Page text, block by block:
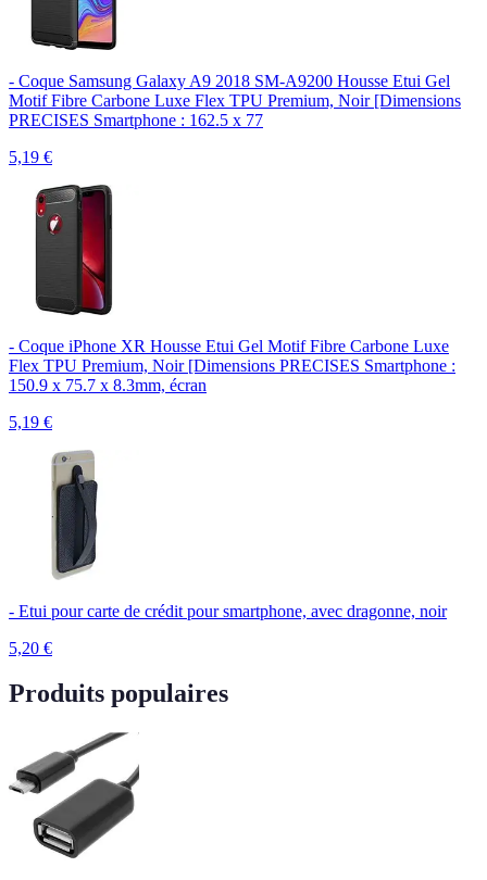
- Coque Samsung Galaxy A9 2018 SM-A9200 Housse Etui Gel
Motif Fibre Carbone Luxe Flex TPU Premium, Noir [Dimensions
PRECISES Smartphone : 162.5 x 77
5,19 €
- Coque iPhone XR Housse Etui Gel Motif Fibre Carbone Luxe
Flex TPU Premium, Noir [Dimensions PRECISES Smartphone :
150.9 x 75.7 x 8.3mm, écran
5,19 €
- Etui pour carte de crédit pour smartphone, avec dragonne, noir
5,20 €
Produits populaires